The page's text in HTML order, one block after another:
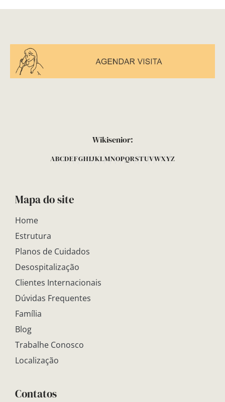
Wikisenior:
ABCDEFGHIJKLMNOPQRSTUVWXYZ
Mapa do site
Home
Estrutura
Planos de Cuidados
Desospitalização
Clientes Internacionais
Dúvidas Frequentes
Família
Blog
Trabalhe Conosco
Localização
Contatos